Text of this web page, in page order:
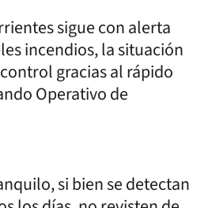
sigue con alerta
incendios,la situación
gracias al rápido
Operativo de
si bien se detectan